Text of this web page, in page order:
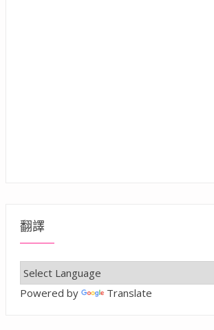
古風的居酒屋，與朋友小酌大啖美食的好所在”
翻譯
Powered by Translate